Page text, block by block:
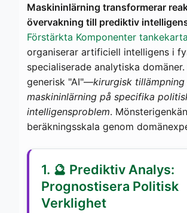
Maskininlärning transformerar
övervakning till prediktiv
Förstärkta Komponenter tankekarta
organiserar artificiell intelligens i
specialiserade analytiska
generisk "AI"—kirurgisk tillämpning
maskininlärning på specifika
intelligensproblem.
beräkningsskala genom
1. 🔮 Prediktiv Analys:
Prognostisera Politisk
Verklighet